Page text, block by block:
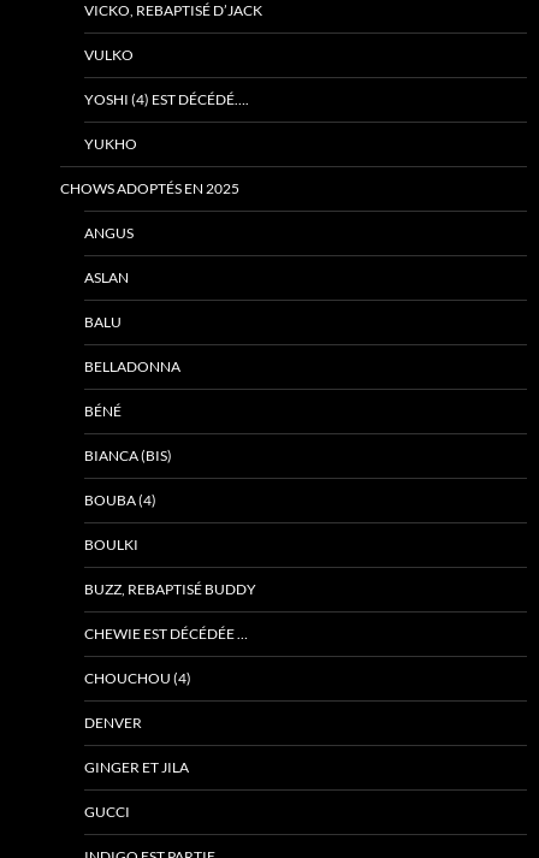
VICKO, REBAPTISÉ D’JACK
VULKO
YOSHI (4) EST DÉCÉDÉ….
YUKHO
CHOWS ADOPTÉS EN 2025
ANGUS
ASLAN
BALU
BELLADONNA
BÉNÉ
BIANCA (BIS)
BOUBA (4)
BOULKI
BUZZ, REBAPTISÉ BUDDY
CHEWIE EST DÉCÉDÉE …
CHOUCHOU (4)
DENVER
GINGER ET JILA
GUCCI